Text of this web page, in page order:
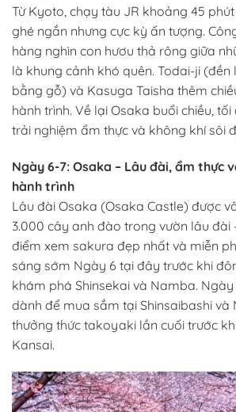
Từ Kyoto, chạy tàu JR khoảng 45
ghé ngắn nhưng cực kỳ ấn tượng.
hàng nghìn con hươu thả rông giữa
là khung cảnh khó quên. Todai-ji (đền
bằng gỗ) và Kasuga Taisha thêm
hành trình. Về lại Osaka buổi chiều,
trải nghiệm ẩm thực và không khí sôi
Ngày 6-7: Osaka – Lâu đài, ẩm thực
hành trình
Lâu đài Osaka (Osaka Castle) được
3.000 cây anh đào trong vườn lâu đài
điểm xem sakura đẹp nhất và miễn
sáng sớm Ngày 6 tại đây trước khi
khám phá Shinsekai và Namba. Ngày
dành để mua sắm tại Shinsaibashi và
thưởng thức takoyaki lần cuối trước
Kansai.